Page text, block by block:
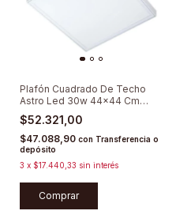
Plafón Cuadrado De Techo
Astro Led 30w 44x44 Cm
Backlight Lumenac
$52.321,00
$47.088,90 con Transferencia o
depósito
3 x $17.440,33 sin interés
Comprar